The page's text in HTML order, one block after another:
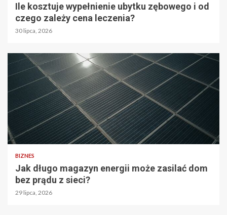
Ile kosztuje wypełnienie ubytku zębowego i od
czego zależy cena leczenia?
30 lipca, 2026
BIZNES
Jak długo magazyn energii może zasilać dom
bez prądu z sieci?
29 lipca, 2026